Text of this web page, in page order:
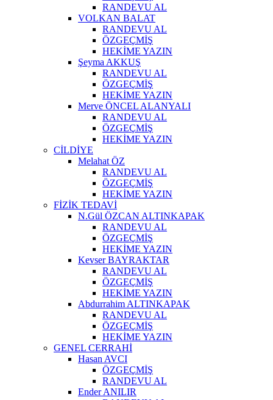
RANDEVU AL
VOLKAN BALAT
RANDEVU AL
ÖZGEÇMİŞ
HEKİME YAZIN
Şeyma AKKUŞ
RANDEVU AL
ÖZGEÇMİŞ
HEKİME YAZIN
Merve ÖNCEL ALANYALI
RANDEVU AL
ÖZGEÇMİŞ
HEKİME YAZIN
CİLDİYE
Melahat ÖZ
RANDEVU AL
ÖZGEÇMİŞ
HEKİME YAZIN
FİZİK TEDAVİ
N.Gül ÖZCAN ALTINKAPAK
RANDEVU AL
ÖZGEÇMİŞ
HEKİME YAZIN
Kevser BAYRAKTAR
RANDEVU AL
ÖZGEÇMİŞ
HEKİME YAZIN
Abdurrahim ALTINKAPAK
RANDEVU AL
ÖZGEÇMİŞ
HEKİME YAZIN
GENEL CERRAHİ
Hasan AVCI
ÖZGEÇMİŞ
RANDEVU AL
Ender ANILIR